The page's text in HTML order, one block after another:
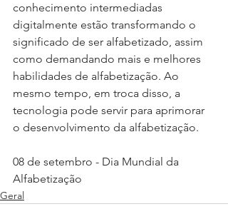
conhecimento intermediadas
digitalmente estão transformando o
significado de ser alfabetizado, assim
como demandando mais e melhores
habilidades de alfabetização. Ao
mesmo tempo, em troca disso, a
tecnologia pode servir para aprimorar
o desenvolvimento da alfabetização.⁣
08 de setembro - Dia Mundial da
Alfabetização
Geral